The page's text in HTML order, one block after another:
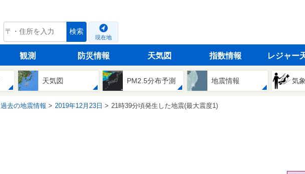
tenki.jp 検索
現在地
観測 防災情報 天気図 指数情報 レジャー
天気図 PM2.5分布予測 地震情報 気
過去の地震情報 2019年12月23日 21時39分頃発生した地震(最大震度1)